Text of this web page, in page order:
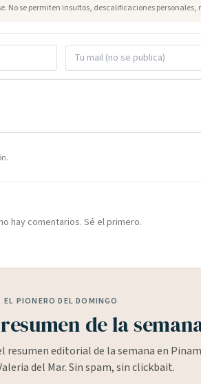
No se permiten insultos, descalificaciones personales,
hay comentarios. Sé el primero.
EL PIONERO DEL DOMINGO
de la
resumen editorial de la semana en
del Mar. Sin spam, sin clickbait.